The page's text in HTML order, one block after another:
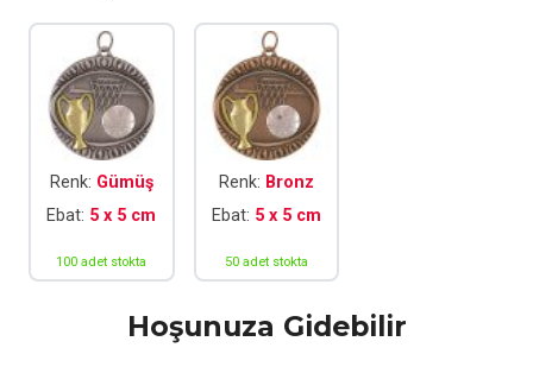
Renk: Gümüş
Ebat: 5 x 5 cm
100 adet stokta
Renk: Bronz
Ebat: 5 x 5 cm
50 adet stokta
Hoşunuza Gidebilir